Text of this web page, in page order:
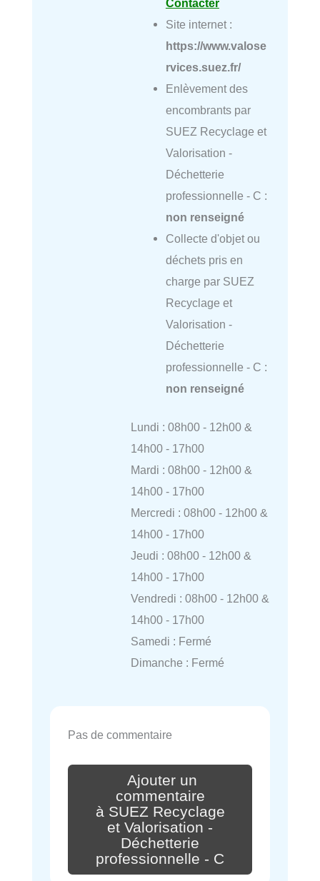
Site internet :
https://www.valose
rvices.suez.fr/
Enlèvement des
encombrants par
SUEZ Recyclage et
Valorisation -
Déchetterie
professionnelle - C :
non renseigné
Collecte d'objet ou
déchets pris en
charge par SUEZ
Recyclage et
Valorisation -
Déchetterie
professionnelle - C :
non renseigné
Lundi : 08h00 - 12h00 &
14h00 - 17h00
Mardi : 08h00 - 12h00 &
14h00 - 17h00
Mercredi : 08h00 - 12h00 &
14h00 - 17h00
Jeudi : 08h00 - 12h00 &
14h00 - 17h00
Vendredi : 08h00 - 12h00 &
14h00 - 17h00
Samedi : Fermé
Dimanche : Fermé
Pas de commentaire
Ajouter un
commentaire
à SUEZ Recyclage
et Valorisation -
Déchetterie
professionnelle - C